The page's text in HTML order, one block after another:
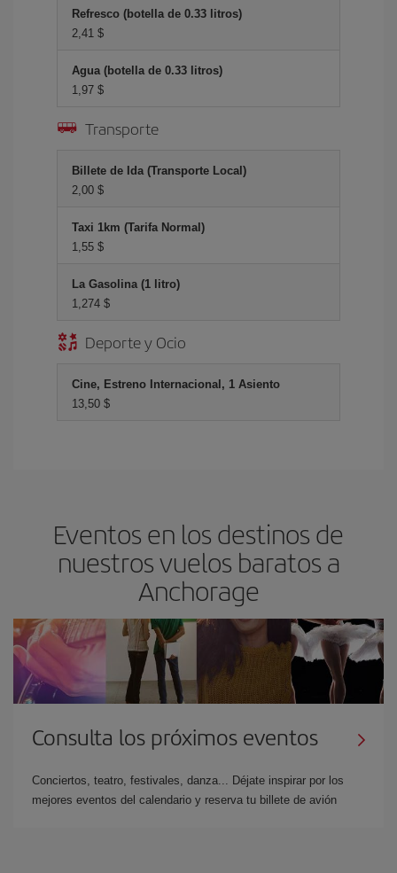
Refresco (botella de 0.33 litros)
2,41 $
Agua (botella de 0.33 litros)
1,97 $
Transporte
Billete de Ida (Transporte Local)
2,00 $
Taxi 1km (Tarifa Normal)
1,55 $
La Gasolina (1 litro)
1,274 $
Deporte y Ocio
Cine, Estreno Internacional, 1 Asiento
13,50 $
Eventos en los destinos de
nuestros vuelos baratos a
Anchorage
Consulta los próximos eventos
Conciertos, teatro, festivales, danza... Déjate inspirar por los
mejores eventos del calendario y reserva tu billete de avión